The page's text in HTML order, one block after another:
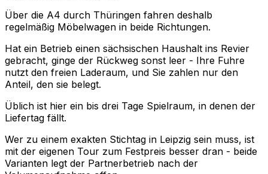
Über die A4 durch Thüringen fahren deshalb
regelmäßig Möbelwagen in beide Richtungen.
Hat ein Betrieb einen sächsischen Haushalt ins Revier
gebracht, ginge der Rückweg sonst leer - Ihre Fuhre
nutzt den freien Laderaum, und Sie zahlen nur den
Anteil, den sie belegt.
Üblich ist hier ein bis drei Tage Spielraum, in denen der
Liefertag fällt.
Wer zu einem exakten Stichtag in Leipzig sein muss, ist
mit der eigenen Tour zum Festpreis besser dran - beide
Varianten legt der Partnerbetrieb nach der